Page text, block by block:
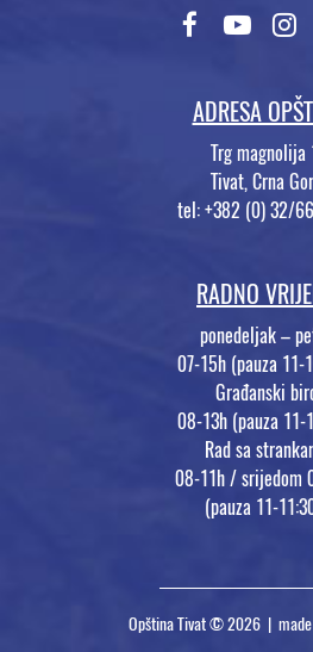
ADRESA
Trg magnolija
Tivat, Crna
tel: +382 (0) 32/
RADNO
ponedeljak –
07-15h (pauza 11-
Građanski
08-13h (pauza 11-
Rad sa
08-11h / srijedom
(pauza 11-
Opština Tivat © 2026 |